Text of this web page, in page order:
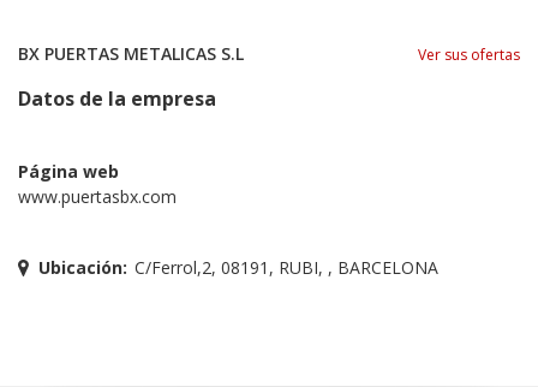
BX PUERTAS METALICAS S.L Ver sus ofertas
Datos de la empresa
Página web
www.puertasbx.com
Ubicación: C/Ferrol,2, 08191, RUBI, , BARCELONA